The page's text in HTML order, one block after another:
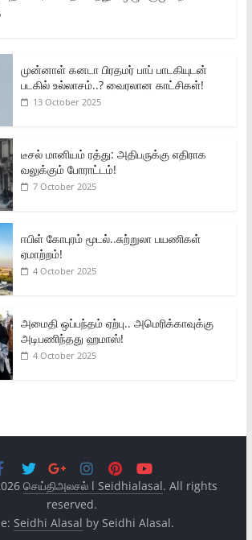
முன்னாள் கனடா பிரதமர் பாப் பாடகியுடன்
படகில் உல்லாசம்..? வைரலான காட்சிகள்!
13 October 2025
டீசல் மானியம் ரத்து: அதிபருக்கு எதிராக
வலுக்கும் போராட்டம்!
7 October 2025
ஈபிள் கோபுரம் மூடல்..சுற்றுலா பயணிகள்
ஏமாற்றம்!
4 October 2025
அமைதி ஒப்பந்தம் ஏற்பு.. அமெரிக்காவுக்கு
அடிபணிந்தது ஹமாஸ்!
4 October 2025
செய்திஅலசல் l Seidhialasal. All rights
reserved.
Seidhi Alasal by Seidhi Alasal.